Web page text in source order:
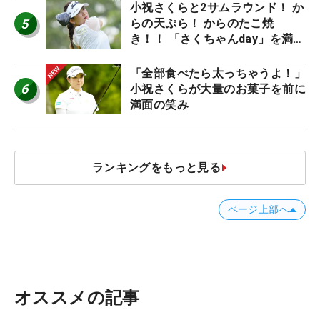
5
小祝さくらと2サムラウンド！ か
らの天ぷら！ からのたこ焼
き！！ 「さくちゃんday」を満喫
6
「全部食べたら太っちゃうよ！」
小祝さくらが大量のお菓子を前に
満面の笑み
ランキングをもっと見る
ページ上部へ
オススメの記事